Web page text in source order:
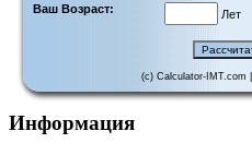
Ваш Возраст:
Лет
(c) Calculator-IMT.com |
Информация